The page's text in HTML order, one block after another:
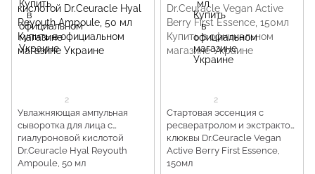
2
Увлажняющая ампульная
сыворотка для лица с
гиалуроновой кислотой
Dr.Ceuracle Hyal Reyouth
Ampoule, 50 мл
2
Стартовая эссенция с
ресвератролом и экстрактом
клюквы Dr.Ceuracle Vegan
Active Berry First Essence,
150мл